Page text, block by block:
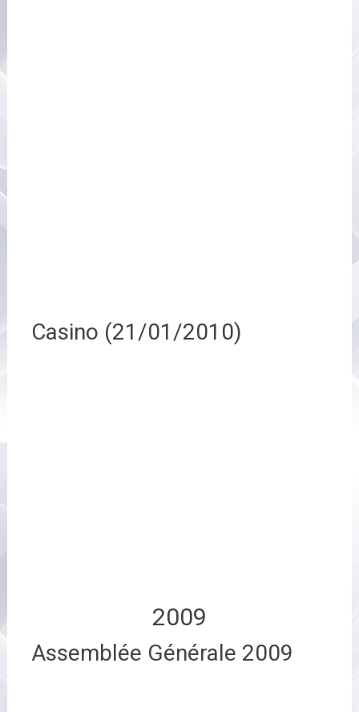
Casino (21/01/2010)
2009
Assemblée Générale 2009